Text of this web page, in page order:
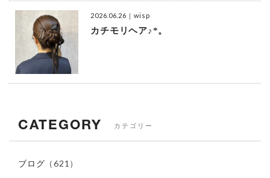
2026.06.26 ｜wisp
カチモリヘア♪*。
CATEGORY カテゴリー
ブログ （621）